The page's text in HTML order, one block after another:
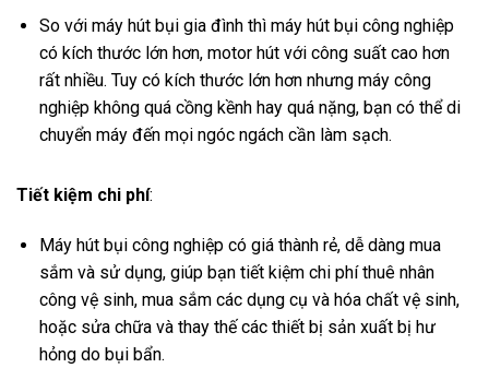
So với máy hút bụi gia đình thì máy hút bụi công nghiệp
có kích thước lớn hơn, motor hút với công suất cao hơn
rất nhiều. Tuy có kích thước lớn hơn nhưng máy công
nghiệp không quá cồng kềnh hay quá nặng, bạn có thể di
chuyển máy đến mọi ngóc ngách cần làm sạch.
Tiết kiệm chi phí:
Máy hút bụi công nghiệp có giá thành rẻ, dễ dàng mua
sắm và sử dụng, giúp bạn tiết kiệm chi phí thuê nhân
công vệ sinh, mua sắm các dụng cụ và hóa chất vệ sinh,
hoặc sửa chữa và thay thế các thiết bị sản xuất bị hư
hỏng do bụi bẩn.